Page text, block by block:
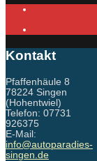
Kontakt
Pfaffenhäule 8
78224 Singen
(Hohentwiel)
Telefon: 07731
926375
E-Mail:
info@autoparadies-
singen.de